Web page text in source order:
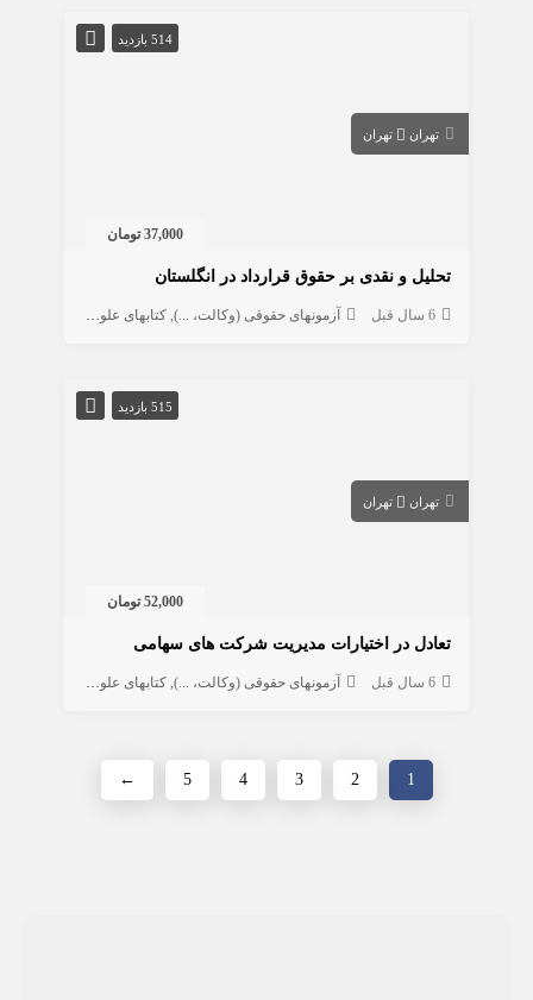
514 بازدید
تهران تهران
37,000 تومان
تحلیل و نقدی بر حقوق قرارداد در انگلستان
6 سال قبل آزمونهای حقوقی (وکالت، ...) کتابهای علوم انسانی
515 بازدید
تهران تهران
52,000 تومان
تعادل در اختیارات مدیریت شرکت های سهامی
6 سال قبل آزمونهای حقوقی (وکالت، ...) کتابهای علوم انسانی
1
2
3
4
5
←